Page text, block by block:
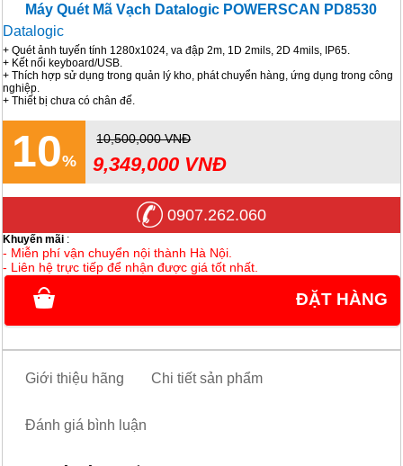
Máy Quét Mã Vạch Datalogic POWERSCAN PD8530
Datalogic
+ Quét ảnh tuyến tính 1280x1024, va đập 2m, 1D 2mils, 2D 4mils, IP65.
+ Kết nối keyboard/USB.
+ Thích hợp sử dụng trong quản lý kho, phát chuyển hàng, ứng dụng trong công
nghiệp.
+ Thiết bị chưa có chân đế.
9,349,000 VNĐ
10,500,000 VNĐ
10
0907.262.060
Khuyến mãi :
- Miễn phí vận chuyển nội thành Hà Nội.
- Liên hệ trực tiếp để nhận được giá tốt nhất.
ĐẶT HÀNG
Giới thiệu hãng Chi tiết sản phẩm
Đánh giá bình luận